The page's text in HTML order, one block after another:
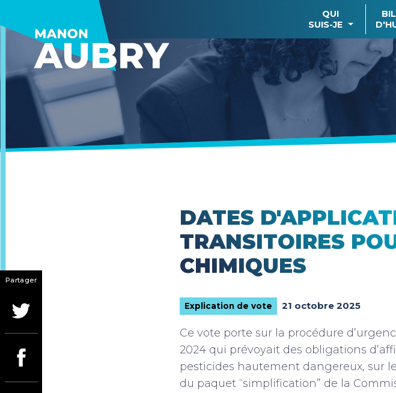
QUI
SUIS-JE
Partager
DATES
TRANSITOIRES
CHIMIQUES
Explication de vote 21 octobre 2025
Ce vote porte sur la procédure
2024 qui prévoyait des obligations
pesticides hautement dangereux, sur
du paquet “simplification” de la